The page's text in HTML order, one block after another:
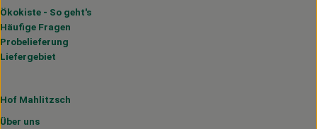
Ökokiste - So geht's
Häufige Fragen
Probelieferung
Liefergebiet
Hof Mahlitzsch
Über uns